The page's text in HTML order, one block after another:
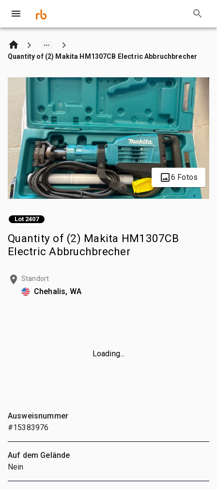
Quantity of (2) Makita HM1307CB Electric Abbruchbrecher
6 Fotos
Lot 2407
Quantity of (2) Makita HM1307CB
Electric Abbruchbrecher
Standort
Chehalis, WA
Loading...
Ausweisnummer
#15383976
Auf dem Gelände
Nein